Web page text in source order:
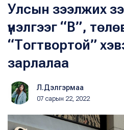
Улсын зээлжих
үнэлгээг “B”,
“Тогтвортой”
зарлалаа
Л.Дэлгэрмаа
07 сарын 22, 2022